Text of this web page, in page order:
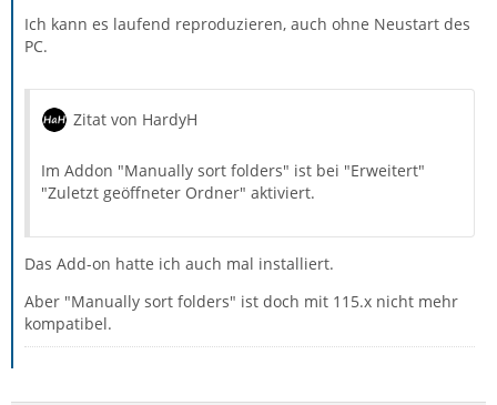
Ich kann es laufend reproduzieren, auch ohne Neustart des
PC.
Zitat von HardyH
Im Addon "Manually sort folders" ist bei "Erweitert"
"Zuletzt geöffneter Ordner" aktiviert.
Das Add-on hatte ich auch mal installiert.
Aber "Manually sort folders" ist doch mit 115.x nicht mehr
kompatibel.